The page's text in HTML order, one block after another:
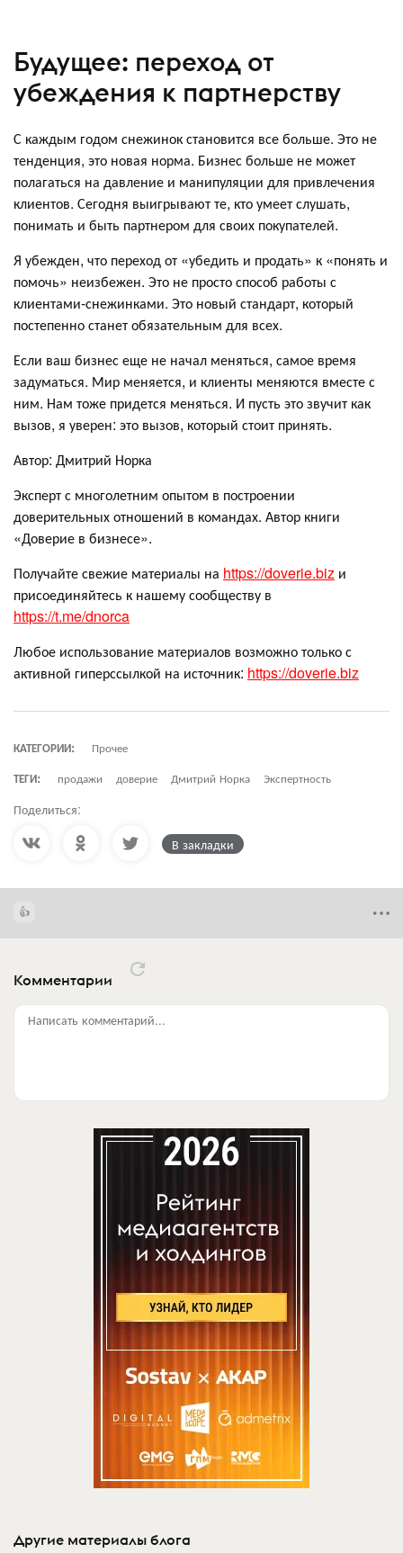
Будущее: переход от
убеждения к партнерству
С каждым годом снежинок становится все больше. Это не
тенденция, это новая норма. Бизнес больше не может
полагаться на давление и манипуляции для привлечения
клиентов. Сегодня выигрывают те, кто умеет слушать,
понимать и быть партнером для своих покупателей.
Я убежден, что переход от «убедить и продать» к «понять и
помочь» неизбежен. Это не просто способ работы с
клиентами-снежинками. Это новый стандарт, который
постепенно станет обязательным для всех.
Если ваш бизнес еще не начал меняться, самое время
задуматься. Мир меняется, и клиенты меняются вместе с
ним. Нам тоже придется меняться. И пусть это звучит как
вызов, я уверен: это вызов, который стоит принять.
Автор: Дмитрий Норка
Эксперт с многолетним опытом в построении
доверительных отношений в командах. Автор книги
«Доверие в бизнесе».
Получайте свежие материалы на https://doverie.biz и
присоединяйтесь к нашему сообществу в
https://t.me/dnorca
Любое использование материалов возможно только с
активной гиперссылкой на источник: https://doverie.biz
КАТЕГОРИИ:
Прочее
ТЕГИ:
продажи доверие Дмитрий Норка Экспертность
Поделиться:
В закладки
Комментарии
Написать комментарий...
Другие материалы блога